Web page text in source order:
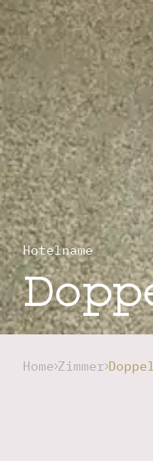
Hotelname
Home Zimmer